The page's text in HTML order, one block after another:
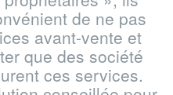
de ne pas
avant-vente et
que des société
ces services.